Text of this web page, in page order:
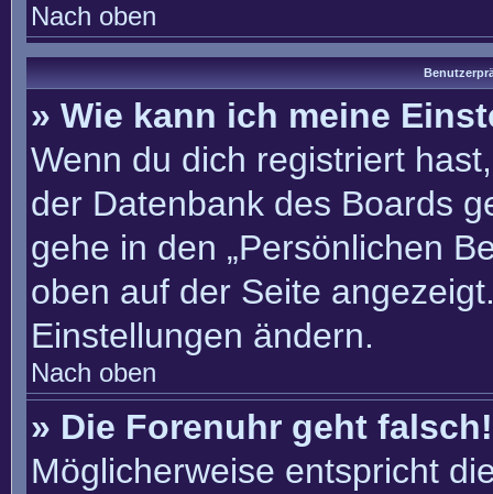
Nach oben
» Wie kann ich meine
Wenn du dich registriert
der Datenbank des Boards
gehe in den „Persönlichen
oben auf der Seite
Einstellungen ändern.
Nach oben
» Die Forenuhr geht falsch!
Möglicherweise entspricht